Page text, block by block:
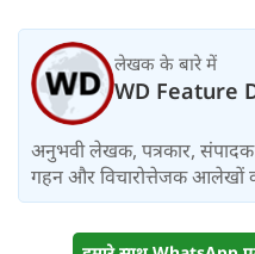
लेखक के बारे में
WD Feature
अनुभवी लेखक, पत्रकार, संपादक
गहन और विचारोत्तेजक आलेखों